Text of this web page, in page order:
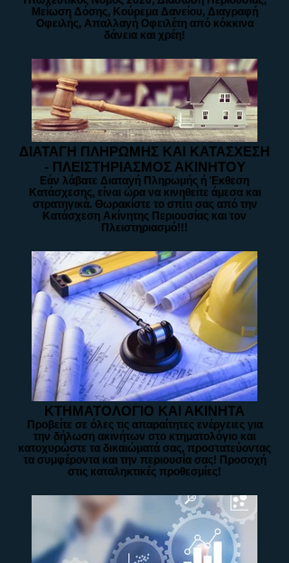
Μείωση Δόσης, Κούρεμα Δανείου, Διαγραφή
Οφειλής, Απαλλαγή Οφειλέτη από κόκκινα
δάνεια και χρέη!
ΔΙΑΤΑΓΗ ΠΛΗΡΩΜΗΣ ΚΑΙ ΚΑΤΑΣΧΕΣΗ
- ΠΛΕΙΣΤΗΡΙΑΣΜΟΣ ΑΚΙΝΗΤΟΥ
Εάν λάβατε Διαταγή Πληρωμής ή Έκθεση
Κατάσχεσης, είναι ώρα να κινηθείτε άμεσα και
στρατηγικά. Θωρακίστε το σπίτι σας από την
Κατάσχεση Ακίνητης Περιουσίας και τον
Πλειστηριασμό!!!
ΚΤΗΜΑΤΟΛΟΓΙΟ ΚΑΙ ΑΚΙΝΗΤΑ
Προβείτε σε όλες τις απαραίτητες ενέργειες για
την δήλωση ακινήτων στο κτηματολόγιο και
κατοχυρώστε τα δικαιώματά σας, προστατεύοντας
τα συμφέροντα και την περιουσία σας! Προσοχή
στις καταληκτικές προθεσμίες!